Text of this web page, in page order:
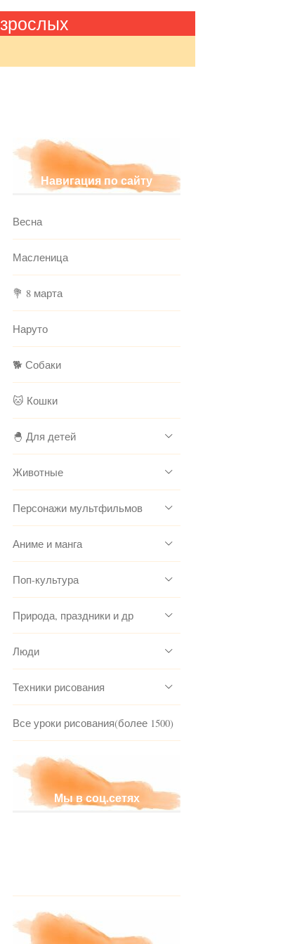
Навигация по сайту
Весна
Масленица
💐 8 марта
Наруто
🐕 Собаки
🐱 Кошки
🐣 Для детей
Животные
Персонажи мультфильмов
Аниме и манга
Поп-культура
Природа, праздники и др
Люди
Техники рисования
Все уроки рисования(более 1500)
Мы в соц.сетях